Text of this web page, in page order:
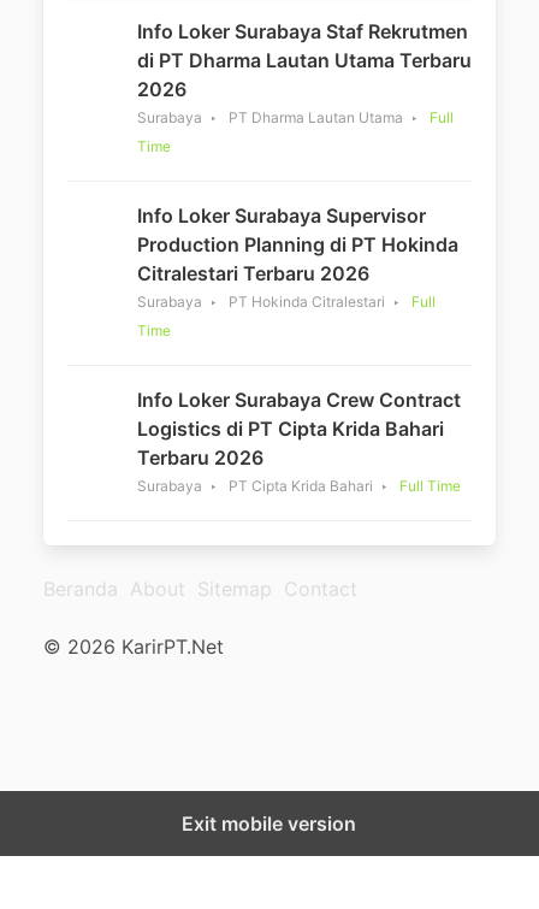
Info Loker Surabaya Staf Rekrutmen
di PT Dharma Lautan Utama Terbaru
2026
Surabaya PT Dharma Lautan Utama
Full
Time
Info Loker Surabaya Supervisor
Production Planning di PT Hokinda
Citralestari Terbaru 2026
Surabaya PT Hokinda Citralestari
Full
Time
Info Loker Surabaya Crew Contract
Logistics di PT Cipta Krida Bahari
Terbaru 2026
Surabaya PT Cipta Krida Bahari Full Time
Beranda About Sitemap Contact
© 2026 KarirPT.Net
Exit mobile version